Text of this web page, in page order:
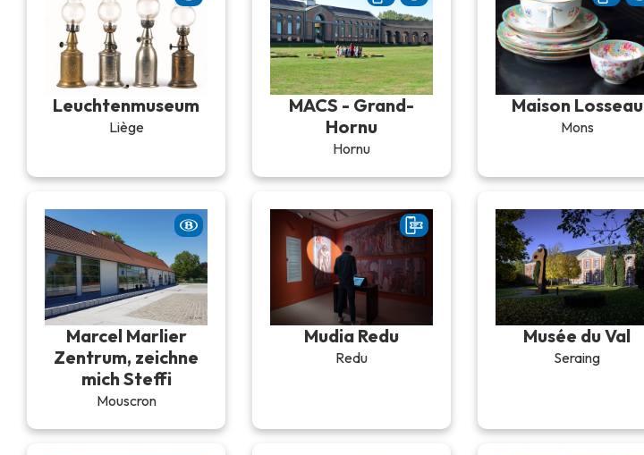
Leuchtenmuseum
Liège
MACS - Grand-
Hornu
Hornu
Maison Losseau
Mons
Marcel Marlier
Zentrum, zeichne
mich Steffi
Mouscron
Mudia Redu
Redu
Musée du Val
Seraing